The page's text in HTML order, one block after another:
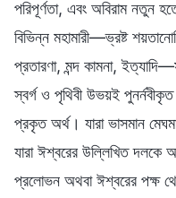
পরিপূর্ণতা, এবং অবিরাম নতুন
বিভিন্ন মহামারী—ভ্রষ্ট
প্রতারণা, মন্দ কামনা,
স্বর্গ ও পৃথিবী উভয়ই
প্রকৃত অর্থ। যারা ভাসমান
যারা ঈশ্বরের উল্লিখিত দলকে
প্রলোভন অথবা ঈশ্বরের পক্ষ